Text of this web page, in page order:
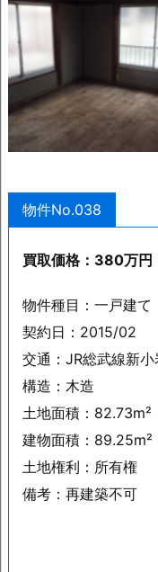
物件No.038
買取価格：380万円
物件種目：一戸建て
契約日：2015/02
交通：JR総武線新
構造：木造
土地面積：82.73m²
建物面積：89.25m²
土地権利：所有権
備考：再建築不可